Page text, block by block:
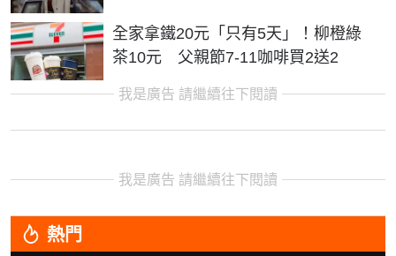
全家拿鐵20元「只有5天」！柳橙綠
茶10元 父親節7-11咖啡買2送2
我是廣告 請繼續往下閱讀
我是廣告 請繼續往下閱讀
熱門